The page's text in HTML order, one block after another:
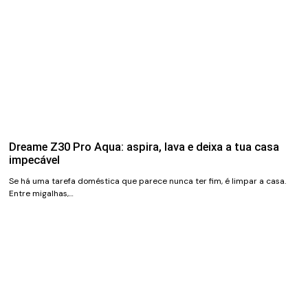
Dreame Z30 Pro Aqua: aspira, lava e deixa a tua casa
impecável
Se há uma tarefa doméstica que parece nunca ter fim, é limpar a casa.
Entre migalhas,…